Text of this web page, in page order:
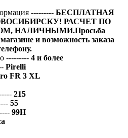
--------- БЕСПЛАТНАЯ
РАСЧЕТ ПО
НАЛИЧНЫМИ.Просьба
и возможность заказа
--------- 4 и более
Pirelli
FR 3 XL
215
55
99H